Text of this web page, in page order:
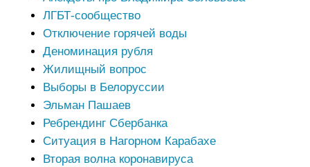
ЛГБТ-сообщество
Отключение горячей воды
Деноминация рубля
Жилищный вопрос
Выборы в Белоруссии
Эльман Пашаев
Ребрендинг Сбербанка
Ситуация в Нагорном Карабахе
Вторая волна коронавируса